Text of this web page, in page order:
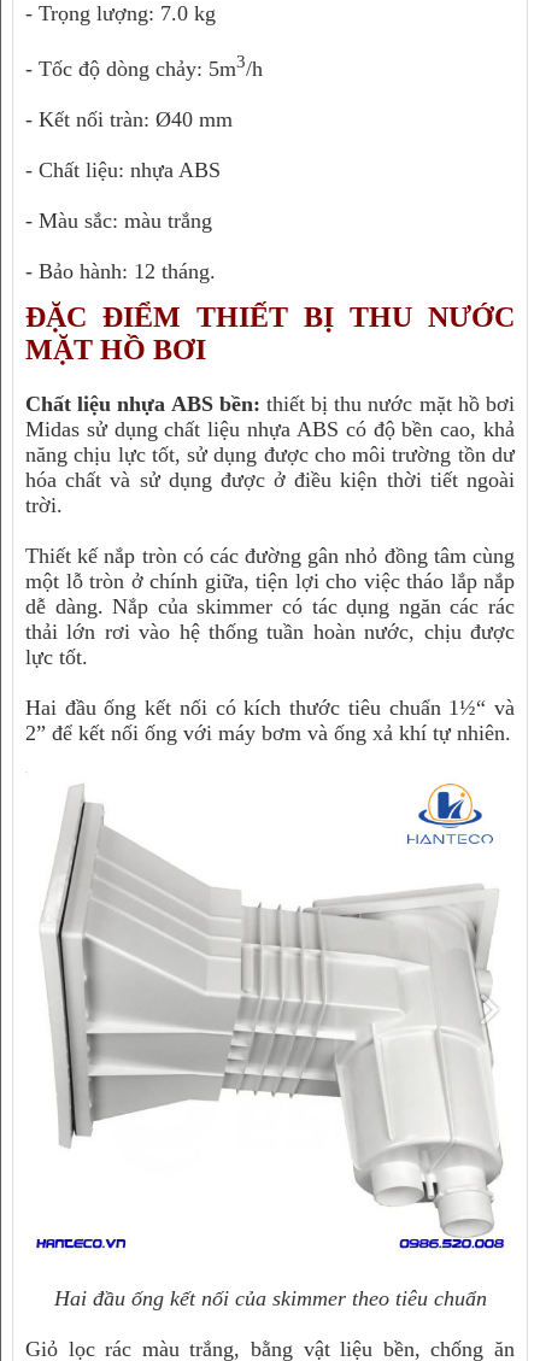
- Trọng lượng: 7.0 kg
- Tốc độ dòng chảy: 5m3/h
- Kết nối tràn: Ø40 mm
- Chất liệu: nhựa ABS
- Màu sắc: màu trắng
- Bảo hành: 12 tháng.
ĐẶC ĐIỂM THIẾT BỊ THU NƯỚC
MẶT HỒ BƠI
Chất liệu nhựa ABS bền: thiết bị thu nước mặt hồ bơi
Midas sử dụng chất liệu nhựa ABS có độ bền cao, khả
năng chịu lực tốt, sử dụng được cho môi trường tồn dư
hóa chất và sử dụng được ở điều kiện thời tiết ngoài
trời.
Thiết kế nắp tròn có các đường gân nhỏ đồng tâm cùng
một lỗ tròn ở chính giữa, tiện lợi cho việc tháo lắp nắp
dễ dàng. Nắp của skimmer có tác dụng ngăn các rác
thải lớn rơi vào hệ thống tuần hoàn nước, chịu được
lực tốt.
Hai đầu ống kết nối có kích thước tiêu chuẩn 1½“ và
2” để kết nối ống với máy bơm và ống xả khí tự nhiên.
Hai đầu ống kết nối của skimmer theo tiêu chuẩn
Giỏ lọc rác màu trắng, bằng vật liệu bền, chống ăn